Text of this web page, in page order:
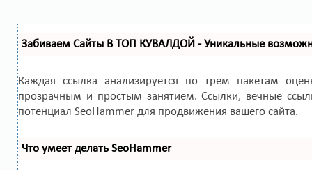
Забиваем Сайты В ТОП КУВАЛДОЙ - Уникальные
Каждая ссылка анализируется по трем пакетам
прозрачным и простым занятием. Ссылки, вечные
потенциал SeoHammer для продвижения вашего сайта.
Что умеет делать SeoHammer